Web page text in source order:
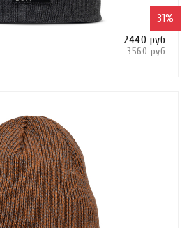
2440 руб
3560 руб
31%
КУПИТЬ В 1 КЛИК